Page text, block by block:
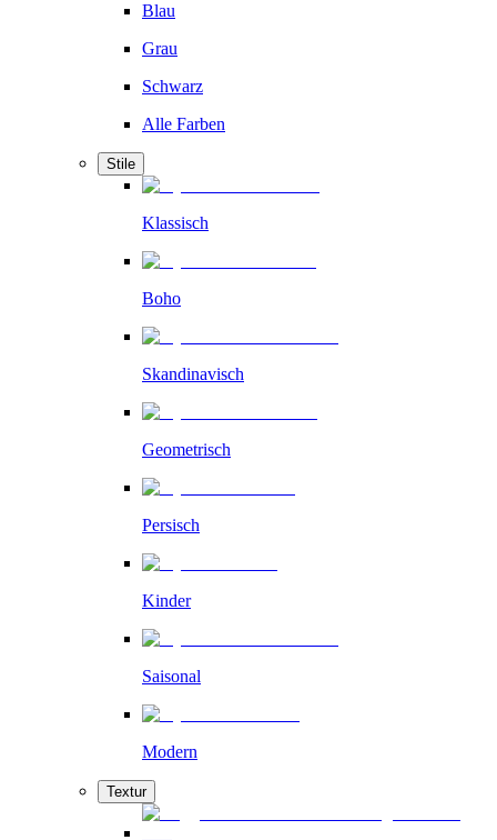
Blau
Grau
Schwarz
Alle Farben
Stile
Klassisch
Boho
Skandinavisch
Geometrisch
Persisch
Kinder
Saisonal
Modern
Textur